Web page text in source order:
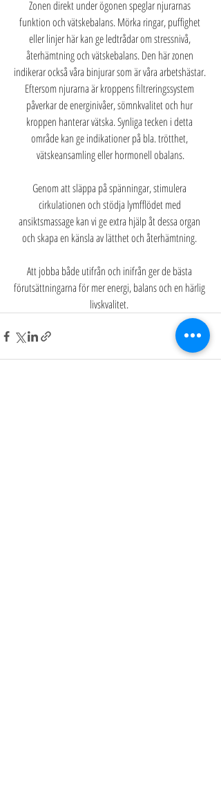
Zonen direkt under ögonen speglar njurarnas
funktion och vätskebalans. Mörka ringar, puffighet
eller linjer här kan ge ledtrådar om stressnivå,
återhämtning och vätskebalans. Den här zonen
indikerar också våra binjurar som är våra arbetshästar.
Eftersom njurarna är kroppens filtreringssystem
påverkar de energinivåer, sömnkvalitet och hur
kroppen hanterar vätska. Synliga tecken i detta
område kan ge indikationer på bla. trötthet,
vätskeansamling eller hormonell obalans.
Genom att släppa på spänningar, stimulera
cirkulationen och stödja lymfflödet med
ansiktsmassage kan vi ge extra hjälp åt dessa organ
och skapa en känsla av lätthet och återhämtning.
Att jobba både utifrån och inifrån ger de bästa
förutsättningarna för mer energi, balans och en härlig
livskvalitet.